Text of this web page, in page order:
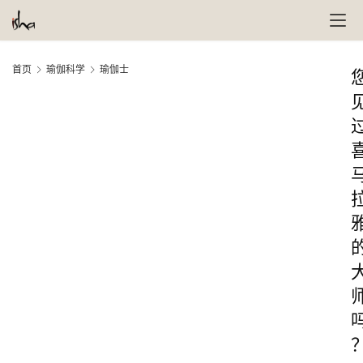
首页 瑜伽科学 瑜伽士